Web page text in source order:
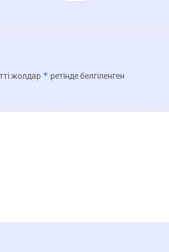
жолдар * ретінде белгіленген